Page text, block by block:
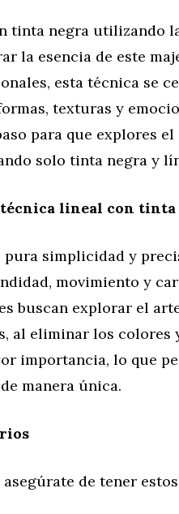
tinta negra utilizando
la esencia de este
esta técnica se
texturas y
para que explores
solo tinta negra y
lineal con tinta
simplicidad y
movimiento y
buscan explorar el
al eliminar los colores
importancia, lo que
manera única.
asegúrate de tener